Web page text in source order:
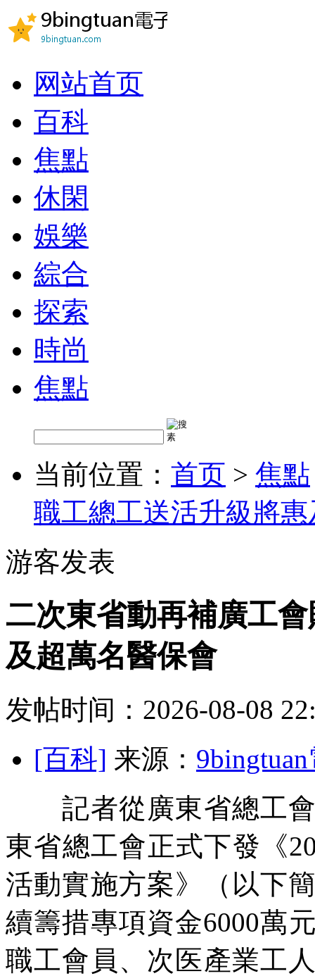
网站首页
百科
焦點
休閑
娛樂
綜合
探索
時尚
焦點
当前位置： 首页 > 焦點
職工總工送活升級將
游客发表
二次東省動再補廣工
及超萬名醫保會
发帖时间：2026-08-08
[百科] 来源：
記者從廣東省總工會
東省總工會正式下發《
活動實施方案》（以下
續籌措專項資金6000萬
職工會員、次医產業工